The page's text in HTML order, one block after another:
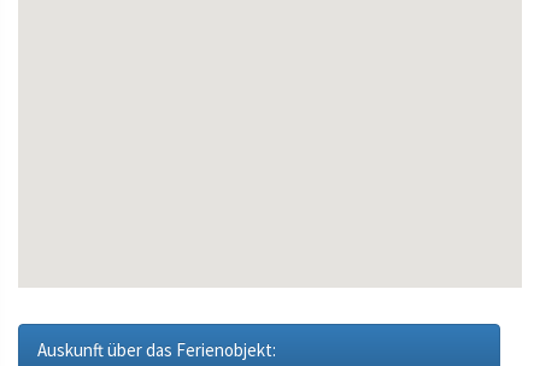
Auskunft über das Ferienobjekt: